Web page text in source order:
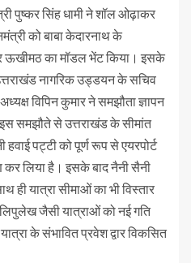
पुष्कर सिंह धामी ने शॉल ओढ़ाकर
को बाबा केदारनाथ के
ऊखीमठ का मॉडल भेंट किया। इसके
नागरिक उड्डयन के सचिव
विपिन कुमार ने समझौता ज्ञापन
समझौते से उत्तराखंड के सीमांत
पट्टी को पूर्ण रूप से एयरपोर्ट
लिया है। इसके बाद नैनी सैनी
ही यात्रा सीमाओं का भी विस्तार
जैसी यात्राओं को नई गति
के संभावित प्रवेश द्वार विकसित